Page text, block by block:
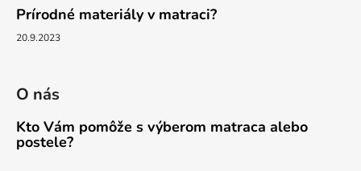
Prírodné materiály v matraci?
20.9.2023
O nás
Kto Vám pomôže s výberom matraca alebo
postele?